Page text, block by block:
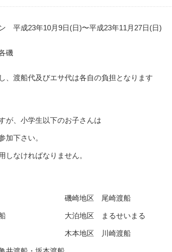
成23年10月9日(日)〜平成23年11月27日(日)
磯
船代及びエサ代は各自の負担となります
が、小学生以下のお子さんは
加下さい。
しなければなりません。
洋丸 磯崎地区 尾崎渡船
渡船 大泊地区 まるせいまる
船 木本地区 川崎渡船